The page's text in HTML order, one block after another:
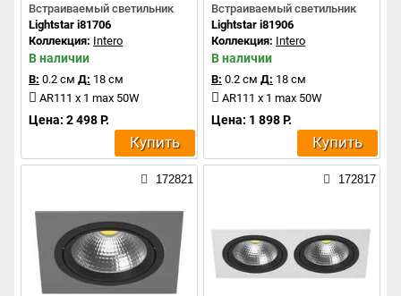
Встраиваемый светильник
Lightstar i81706
Коллекция: Intero
В наличии
В: 0.2 см Д: 18 см
AR111 x 1 max 50W
Цена: 2 498 Р.
Купить
Встраиваемый светильник
Lightstar i81906
Коллекция: Intero
В наличии
В: 0.2 см Д: 18 см
AR111 x 1 max 50W
Цена: 1 898 Р.
Купить
172821 172817